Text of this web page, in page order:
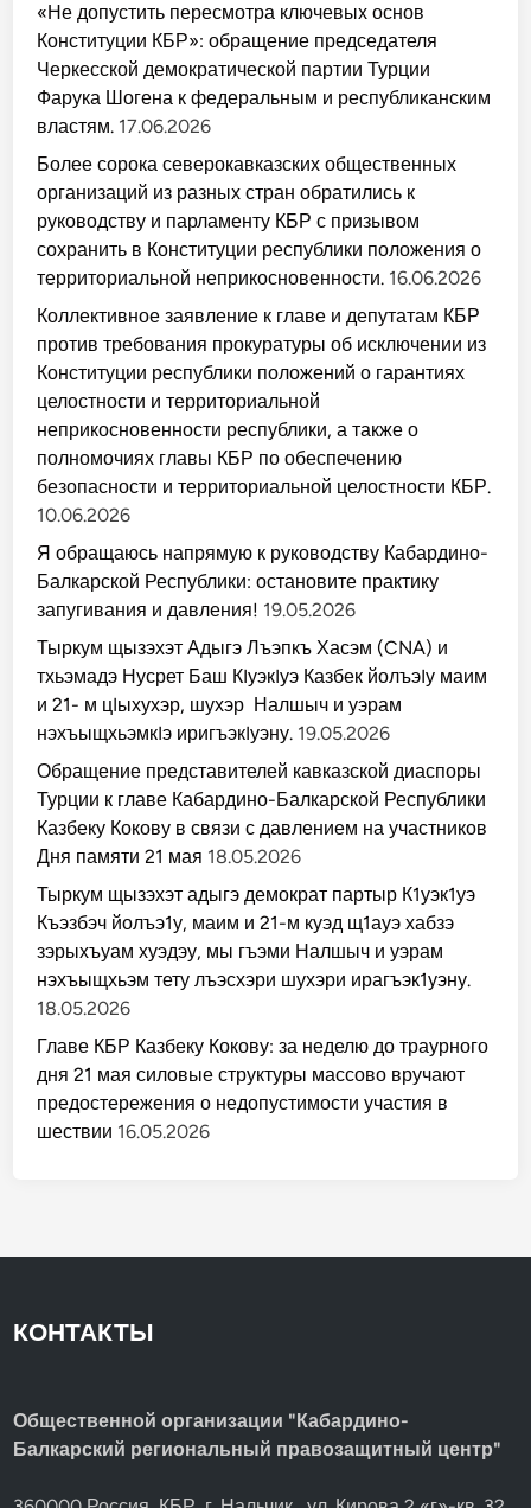
«Не допустить пересмотра ключевых основ
Конституции КБР»: обращение председателя
Черкесской демократической партии Турции
Фарука Шогена к федеральным и республиканским
властям. 17.06.2026
Более сорока северокавказских общественных
организаций из разных стран обратились к
руководству и парламенту КБР с призывом
сохранить в Конституции республики положения о
территориальной неприкосновенности. 16.06.2026
Коллективное заявление к главе и депутатам КБР
против требования прокуратуры об исключении из
Конституции республики положений о гарантиях
целостности и территориальной
неприкосновенности республики, а также о
полномочиях главы КБР по обеспечению
безопасности и территориальной целостности КБР.
10.06.2026
Я обращаюсь напрямую к руководству Кабардино-
Балкарской Республики: остановите практику
запугивания и давления! 19.05.2026
Тыркум щызэхэт Адыгэ Лъэпкъ Хасэм (CNA) и
тхьэмадэ Нусрет Баш КIуэкIуэ Казбек йолъэIу маим
и 21- м цIыхухэр, шухэр Налшыч и уэрам
нэхъыщхьэмкIэ иригъэкIуэну. 19.05.2026
Обращение представителей кавказской диаспоры
Турции к главе Кабардино-Балкарской Республики
Казбеку Кокову в связи с давлением на участников
Дня памяти 21 мая 18.05.2026
Тыркум щызэхэт адыгэ демократ партыр К1уэк1уэ
Къэзбэч йолъэ1у, маим и 21-м куэд щ1ауэ хабзэ
зэрыхъуам хуэдэу, мы гъэми Налшыч и уэрам
нэхъыщхьэм тету лъэсхэри шухэри ирагъэк1уэну.
18.05.2026
Главе КБР Казбеку Кокову: за неделю до траурного
дня 21 мая силовые структуры массово вручают
предостережения о недопустимости участия в
шествии 16.05.2026
КОНТАКТЫ
Общественной организации "Кабардино-
Балкарский региональный правозащитный центр"